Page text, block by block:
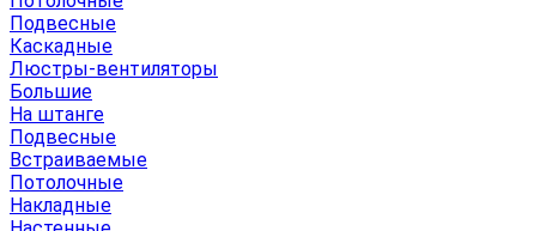
Подвесные
Каскадные
Люстры-вентиляторы
Большие
На штанге
Подвесные
Встраиваемые
Потолочные
Накладные